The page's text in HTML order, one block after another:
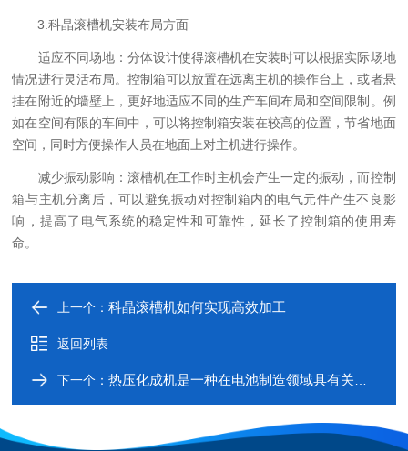
3.科晶滚槽机安装布局方面
适应不同场地：分体设计使得滚槽机在安装时可以根据实际场地
情况进行灵活布局。控制箱可以放置在远离主机的操作台上，或者悬
挂在附近的墙壁上，更好地适应不同的生产车间布局和空间限制。例
如在空间有限的车间中，可以将控制箱安装在较高的位置，节省地面
空间，同时方便操作人员在地面上对主机进行操作。
减少振动影响：滚槽机在工作时主机会产生一定的振动，而控制
箱与主机分离后，可以避免振动对控制箱内的电气元件产生不良影
响，提高了电气系统的稳定性和可靠性，延长了控制箱的使用寿
命。
上一个：科晶滚槽机如何实现高效加工
返回列表
下一个：热压化成机是一种在电池制造领域具有关键作用的设备